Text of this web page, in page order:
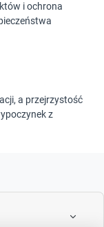
i ochrona
a przejrzystość
z